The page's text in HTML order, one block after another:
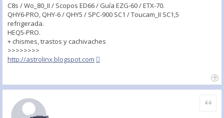
C8s / Wo_80_II / Scopos ED66 / Guía EZG-60 / ETX-70.
QHY6-PRO, QHY-6 / QHY5 / SPC-900 SC1 / Toucam_II SC1,5
refrigerada.
HEQ5-PRO.
+ chismes, trastos y cachivaches
>>>>>>>>
http://astrolinx.blogspot.com
Citar